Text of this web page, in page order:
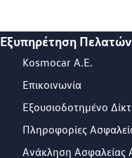
Footer Teaser
Εξυπηρέτηση Πελατών
Kosmocar Α.Ε.
Επικοινωνία
Εξουσιοδοτημένο
Πληροφορίες
Ανάκληση Ασφαλείας